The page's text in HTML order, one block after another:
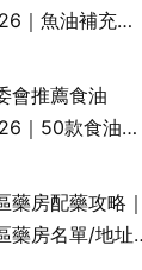
｜魚油補充劑
｜附1款國際魚
準5星認證 針對
會推薦食油
｜50款食油評
21款健康煮食油
達5星滿分名單
藥房配藥攻略｜
藥房名單/地址/